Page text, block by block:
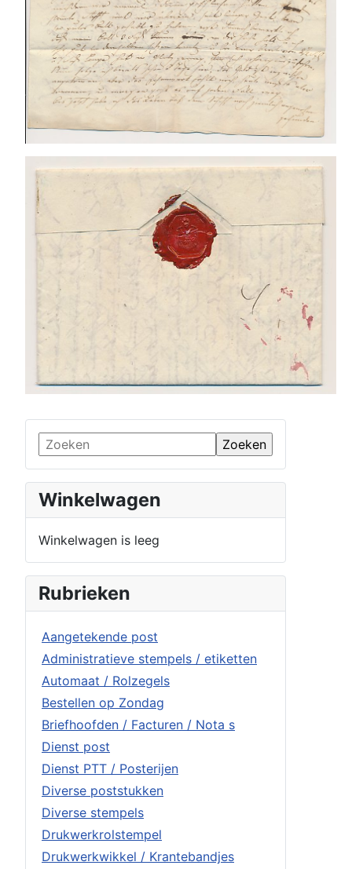
Winkelwagen
Winkelwagen is leeg
Rubrieken
Aangetekende post
Administratieve stempels / etiketten
Automaat / Rolzegels
Bestellen op Zondag
Briefhoofden / Facturen / Nota s
Dienst post
Dienst PTT / Posterijen
Diverse poststukken
Diverse stempels
Drukwerkrolstempel
Drukwerkwikkel / Krantebandjes